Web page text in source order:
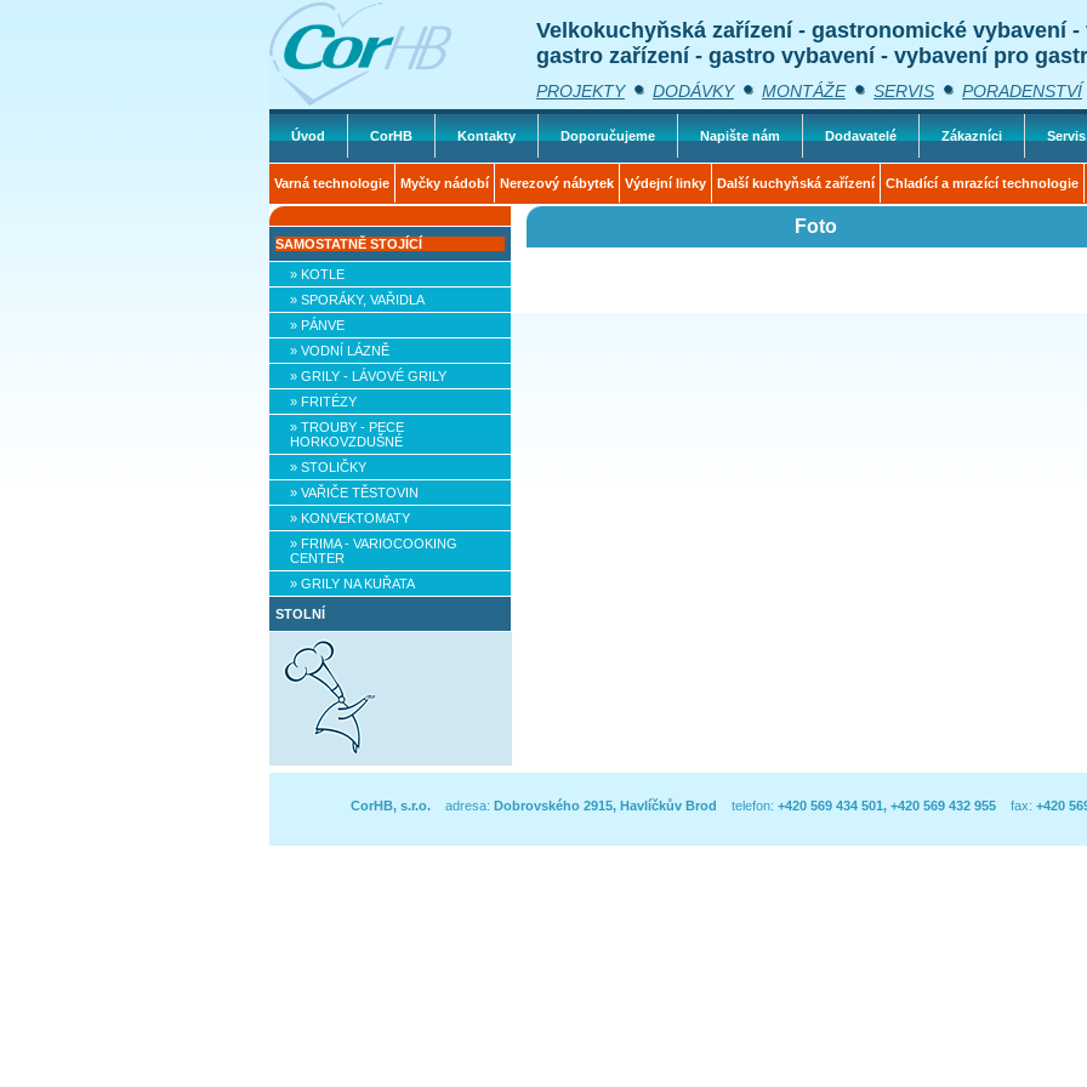
Velkokuchyňská zařízení - gastronomické vybavení
gastro zařízení - gastro vybavení - vybavení pro
PROJEKTY DODÁVKY MONTÁŽE SERVIS PORADENSTVÍ
Úvod CorHB Kontakty Doporučujeme Napište nám Dodavatelé Zákazníci Servis
Varná technologie Myčky nádobí Nerezový nábytek Výdejní linky Další kuchyňská zařízení Chladící a mrazící technologie
SAMOSTATNĚ STOJÍCÍ
» KOTLE
» SPORÁKY, VAŘIDLA
» PÁNVE
» VODNÍ LÁZNĚ
» GRILY - LÁVOVÉ GRILY
» FRITÉZY
» TROUBY - PECE
HORKOVZDUŠNÉ
» STOLIČKY
» VAŘIČE TĚSTOVIN
» KONVEKTOMATY
» FRIMA - VARIOCOOKING
CENTER
» GRILY NA KUŘATA
STOLNÍ
Foto
CorHB, s.r.o.adresa: Dobrovského 2915, Havlíčkův Brod telefon: +420 569 434 501, +420 569 432 955fax: +420